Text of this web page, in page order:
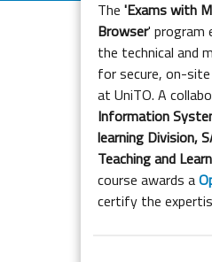
The'Exams with
Browser' program
the technical and
for secure, on-
at UniTO. A
Information
learning Division,
Teaching and
course awards a
certify the